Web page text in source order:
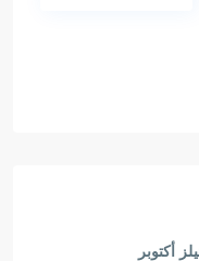
أكتوبر